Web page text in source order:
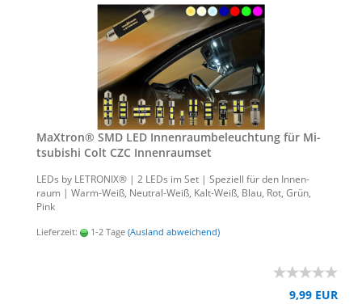
MaX­tron® SMD LED In­nen­raum­be­leuch­tung für Mi­
tsu­bi­shi Colt CZC In­nen­ra­um­set
LEDs by LE­TRO­NIX® | 2 LEDs im Set | Spe­zi­ell für den In­nen­
raum | Warm-​Weiß, Neutral-​Weiß, Kalt-​Weiß, Blau, Rot, Grün,
Pink
Lieferzeit: 1-2 Tage (Ausland abweichend)
9,99 EUR